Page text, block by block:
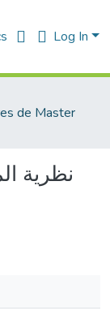
Log In
de Master
نظرية